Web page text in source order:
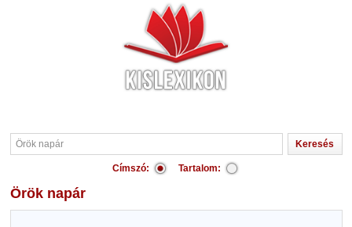
Címszó: Tartalom:
Örök napár